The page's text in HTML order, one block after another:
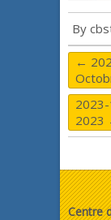
By
←
2023
Centre